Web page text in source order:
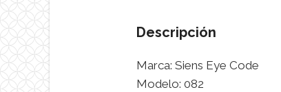
Descripción
Marca: Siens Eye Code
Modelo: 082